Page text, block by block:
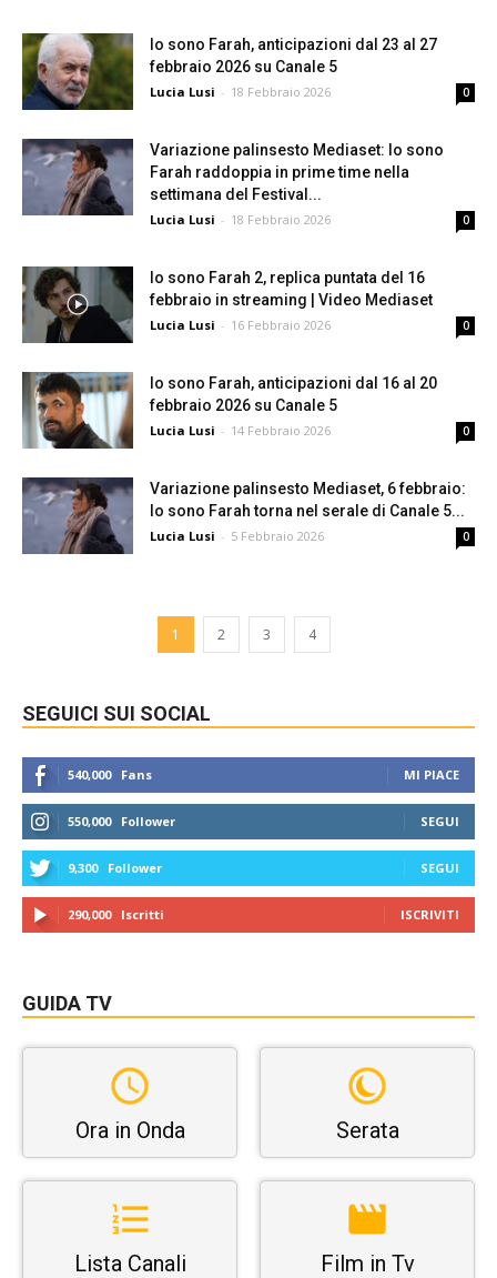
Io sono Farah, anticipazioni dal 23 al 27
febbraio 2026 su Canale 5
Lucia Lusi - 18 Febbraio 2026 0
Variazione palinsesto Mediaset: Io sono
Farah raddoppia in prime time nella
settimana del Festival...
Lucia Lusi - 18 Febbraio 2026 0
Io sono Farah 2, replica puntata del 16
febbraio in streaming | Video Mediaset
Lucia Lusi - 16 Febbraio 2026 0
Io sono Farah, anticipazioni dal 16 al 20
febbraio 2026 su Canale 5
Lucia Lusi - 14 Febbraio 2026 0
Variazione palinsesto Mediaset, 6 febbraio:
Io sono Farah torna nel serale di Canale 5...
Lucia Lusi - 5 Febbraio 2026 0
1 2 3 4
SEGUICI SUI SOCIAL
540,000 Fans MI PIACE
550,000 Follower SEGUI
9,300 Follower SEGUI
290,000 Iscritti ISCRIVITI
GUIDA TV
Ora in Onda Serata
Lista Canali Film in Tv